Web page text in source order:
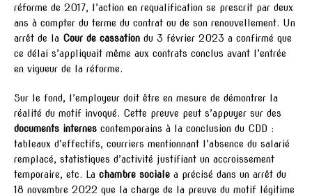
réforme de 2017, l’action en requalification se prescrit par deux
ans à compter du terme du contrat ou de son renouvellement. Un
arrêt de la Cour de cassation du 3 février 2023 a confirmé que
ce délai s’appliquait même aux contrats conclus avant l’entrée
en vigueur de la réforme.
Sur le fond, l’employeur doit être en mesure de démontrer la
réalité du motif invoqué. Cette preuve peut s’appuyer sur des
documents internes contemporains à la conclusion du CDD :
tableaux d’effectifs, courriers mentionnant l’absence du salarié
remplacé, statistiques d’activité justifiant un accroissement
temporaire, etc. La chambre sociale a précisé dans un arrêt du
18 novembre 2022 que la charge de la preuve du motif légitime